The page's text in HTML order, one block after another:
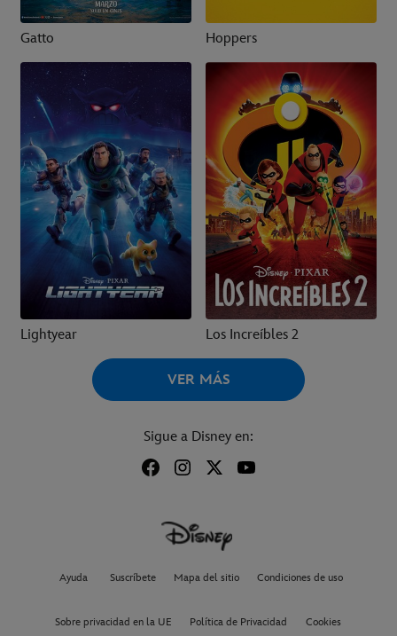
Gatto Hoppers
Lightyear Los Increíbles 2
VER MÁS
Sigue a Disney en:
Ayuda Suscríbete Mapa del sitio Condiciones de uso
Sobre privacidad en la UE Política de Privacidad Cookies